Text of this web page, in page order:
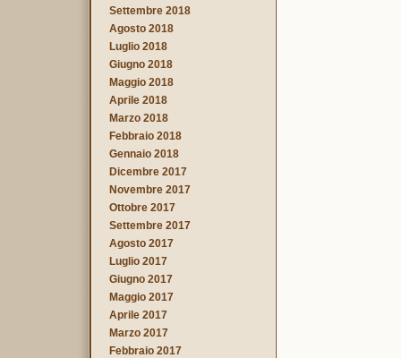
Settembre 2018
Agosto 2018
Luglio 2018
Giugno 2018
Maggio 2018
Aprile 2018
Marzo 2018
Febbraio 2018
Gennaio 2018
Dicembre 2017
Novembre 2017
Ottobre 2017
Settembre 2017
Agosto 2017
Luglio 2017
Giugno 2017
Maggio 2017
Aprile 2017
Marzo 2017
Febbraio 2017